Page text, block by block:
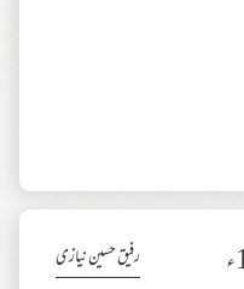
رفیق حسین نیازی